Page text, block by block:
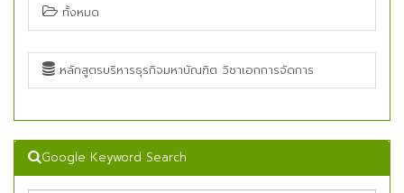
ทั้งหมด
หลักสูตรบริหารธุรกิจมหาบัณฑิต วิชาเอกการจัดการ
Google Keyword Search